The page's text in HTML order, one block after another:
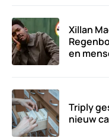
Xillan
en
Triply
nieuw